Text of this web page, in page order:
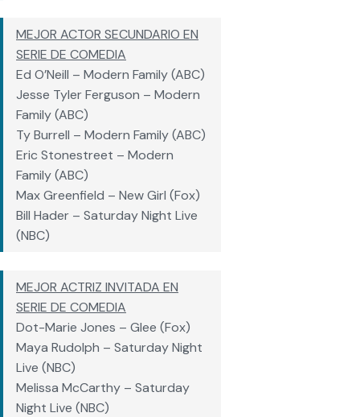
MEJOR ACTOR SECUNDARIO EN
SERIE DE COMEDIA
Ed O’Neill – Modern Family (ABC)
Jesse Tyler Ferguson – Modern
Family (ABC)
Ty Burrell – Modern Family (ABC)
Eric Stonestreet – Modern
Family (ABC)
Max Greenfield – New Girl (Fox)
Bill Hader – Saturday Night Live
(NBC)
MEJOR ACTRIZ INVITADA EN
SERIE DE COMEDIA
Dot-Marie Jones – Glee (Fox)
Maya Rudolph – Saturday Night
Live (NBC)
Melissa McCarthy – Saturday
Night Live (NBC)